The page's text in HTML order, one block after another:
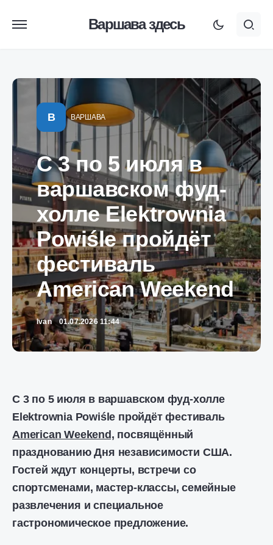
Варшава здесь
В ВАРШАВА
С 3 по 5 июля в
варшавском фуд-
холле Elektrownia
Powiśle пройдёт
фестиваль
American Weekend
Ivan 01.07.2026 11:44
С 3 по 5 июля в варшавском фуд-холле
Elektrownia Powiśle пройдёт фестиваль
American Weekend, посвящённый
празднованию Дня независимости США.
Гостей ждут концерты, встречи со
спортсменами, мастер-классы, семейные
развлечения и специальное
гастрономическое предложение.